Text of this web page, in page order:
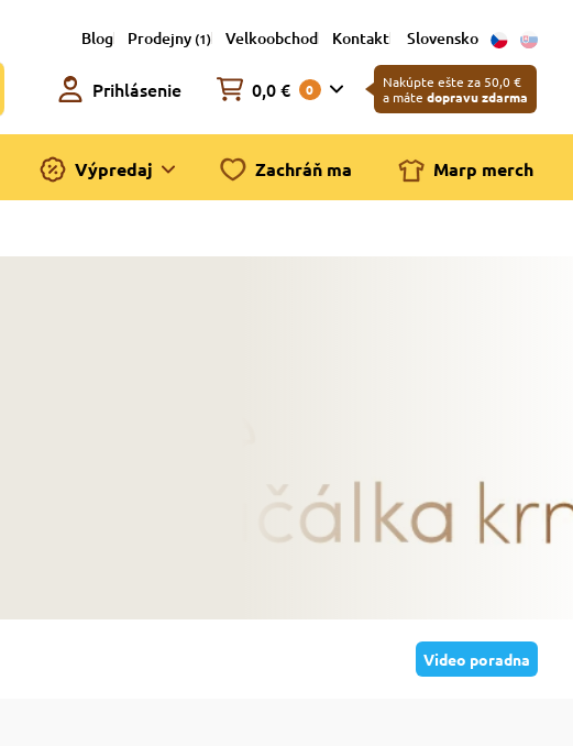
Blog Prodejny (1) Velkoobchod Kontakt Slovensko
Prihlásenie 0,0 € 0
Nakúpte ešte za 50,0 €
a máte dopravu zdarma
Výpredaj Zachráň ma Marp merch
Video poradna